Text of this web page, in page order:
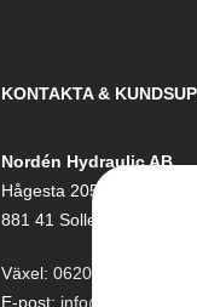
KONTAKTA &
Nordén Hydraulic AB
Hågesta 205
881 41 Sollefteå
Växel: 0620-161 41
E-post: